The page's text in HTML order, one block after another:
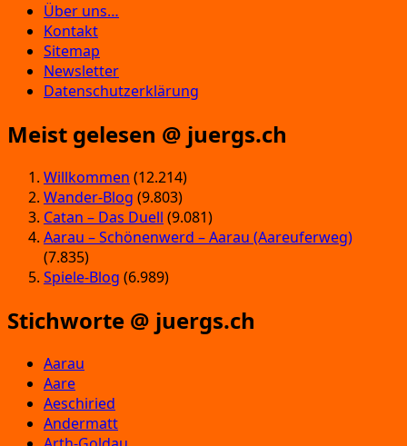
Über uns…
Kontakt
Sitemap
Newsletter
Datenschutzerklärung
Meist gelesen @ juergs.ch
Willkommen (12.214)
Wander-Blog (9.803)
Catan – Das Duell (9.081)
Aarau – Schönenwerd – Aarau (Aareuferweg)
(7.835)
Spiele-Blog (6.989)
Stichworte @ juergs.ch
Aarau
Aare
Aeschiried
Andermatt